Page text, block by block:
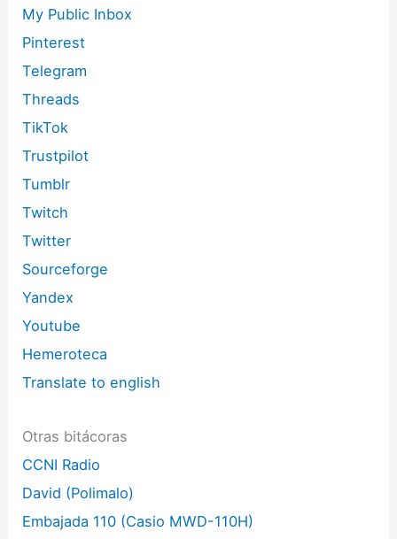
My Public Inbox
Pinterest
Telegram
Threads
TikTok
Trustpilot
Tumblr
Twitch
Twitter
Sourceforge
Yandex
Youtube
Hemeroteca
Translate to english
Otras bitácoras
CCNI Radio
David (Polimalo)
Embajada 110 (Casio MWD-110H)